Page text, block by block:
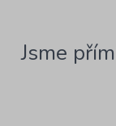
Jsme